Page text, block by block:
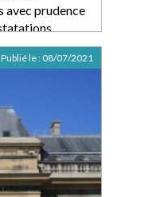
avec prudence
Publié le : 08/07/2021